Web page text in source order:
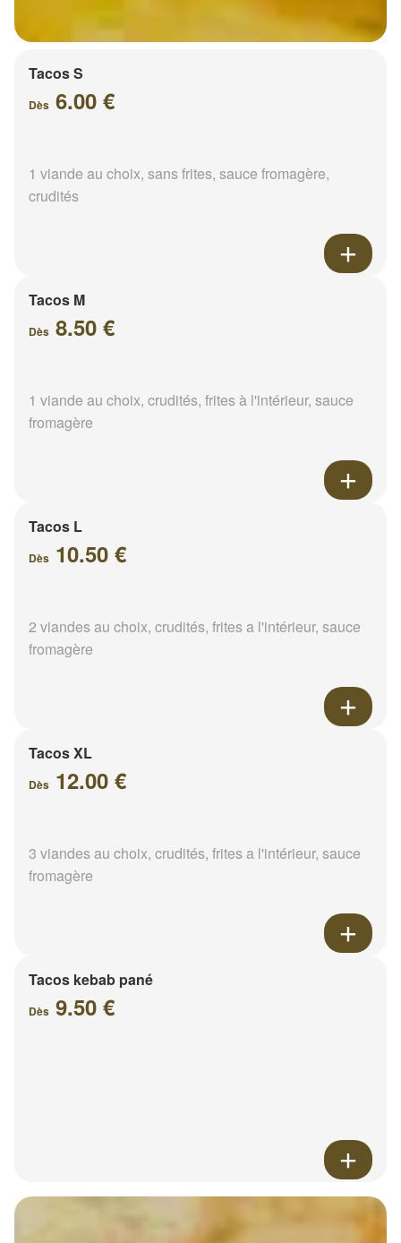
Tacos S
Dès 6.00 €
1 viande au choix, sans frites, sauce fromagère,
crudités
Tacos M
Dès 8.50 €
1 viande au choix, crudités, frites à l'intérieur, sauce
fromagère
Tacos L
Dès 10.50 €
2 viandes au choix, crudités, frites a l'intérieur, sauce
fromagère
Tacos XL
Dès 12.00 €
3 viandes au choix, crudités, frites a l'intérieur, sauce
fromagère
Tacos kebab pané
Dès 9.50 €